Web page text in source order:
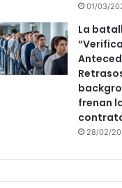
01/03/
La
frenan
28/02/